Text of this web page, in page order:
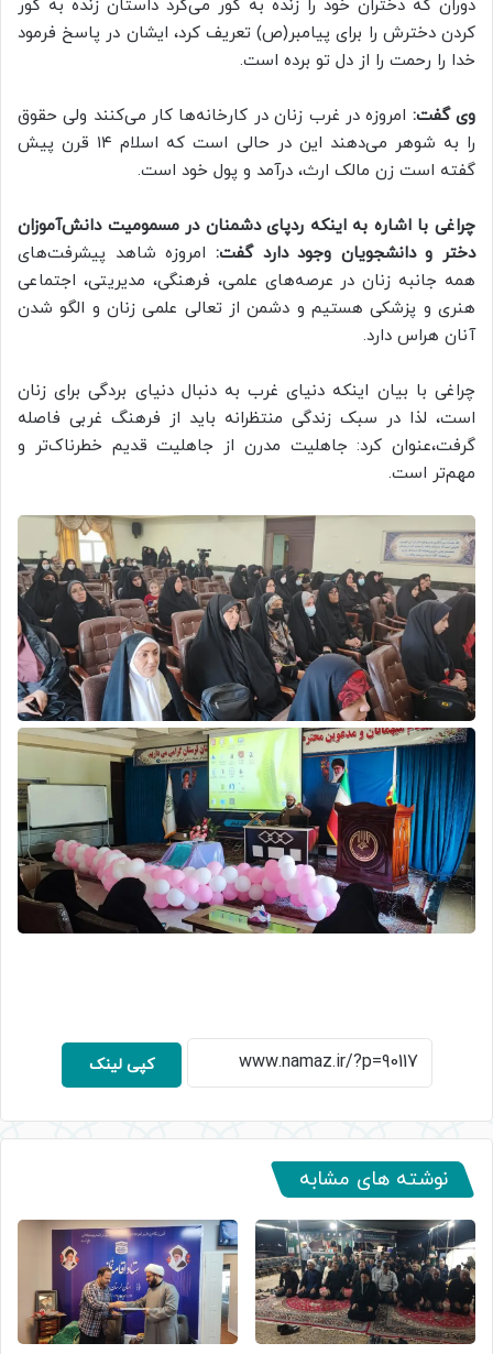
دوران که دختران خود را زنده به گور می‌کرد داستان زنده به گور
کردن دخترش را برای پیامبر(ص) تعریف کرد، ایشان در پاسخ فرمود
خدا را رحمت را از دل تو برده است.
وی گفت: امروزه در غرب زنان در کارخانه‌ها کار می‌کنند ولی حقوق
را به شوهر می‌دهند این در حالی است که اسلام ۱۴ قرن پیش
گفته است زن مالک ارث، درآمد و پول خود است.
چراغی با اشاره به اینکه ردپای دشمنان در مسمومیت دانش‌آموزان
دختر و دانشجویان وجود دارد گفت: امروزه شاهد پیشرفت‌های
همه جانبه زنان در عرصه‌های علمی، فرهنگی، مدیریتی، اجتماعی
هنری و پزشکی هستیم و دشمن از تعالی علمی زنان و الگو شدن
آنان هراس دارد.
چراغی با بیان اینکه دنیای غرب به دنبال دنیای بردگی برای زنان
است، لذا در سبک زندگی منتظرانه باید از فرهنگ غربی فاصله
گرفت،عنوان کرد: جاهلیت مدرن از جاهلیت قدیم خطرناک‌تر و
مهم‌تر است.
کپی لینک
نوشته های مشابه